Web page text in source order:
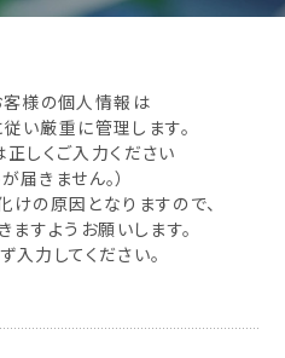
様の個人情報は
い厳重に管理します。
しくご入力ください
届きません。）
の原因となりますので、
すようお願いします。
入力してください。